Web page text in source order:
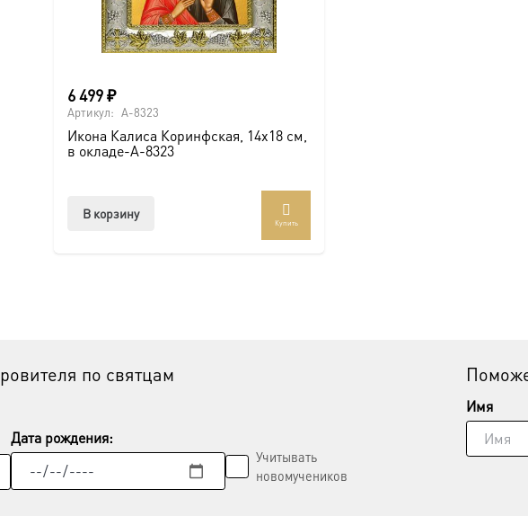
6 499₽
Артикул: A-8323
Икона Калиса Коринфская, 14х18 см,
в окладе-A-8323
В корзину
Купить
по святцам
Дата рождения:
Учитывать
новомучеников
Имя